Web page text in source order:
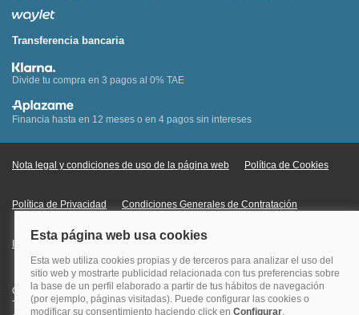
Transferencia bancaria
Divide tu compra en 3 pagos al 0% TAE
Financia hasta en 12 meses o en 4 pagos sin intereses
Nota legal y condiciones de uso de la página web Política de Cookies
Política de Privacidad Condiciones Generales de Contratación
Información Legal sobre Mercados en Línea
Quehoteles.com - Especialistas en hoteles © Copyright Veturis Travel S.A.
Todos los derechos reservados. Autorización nº I-AV0000879.4 Tel: +34